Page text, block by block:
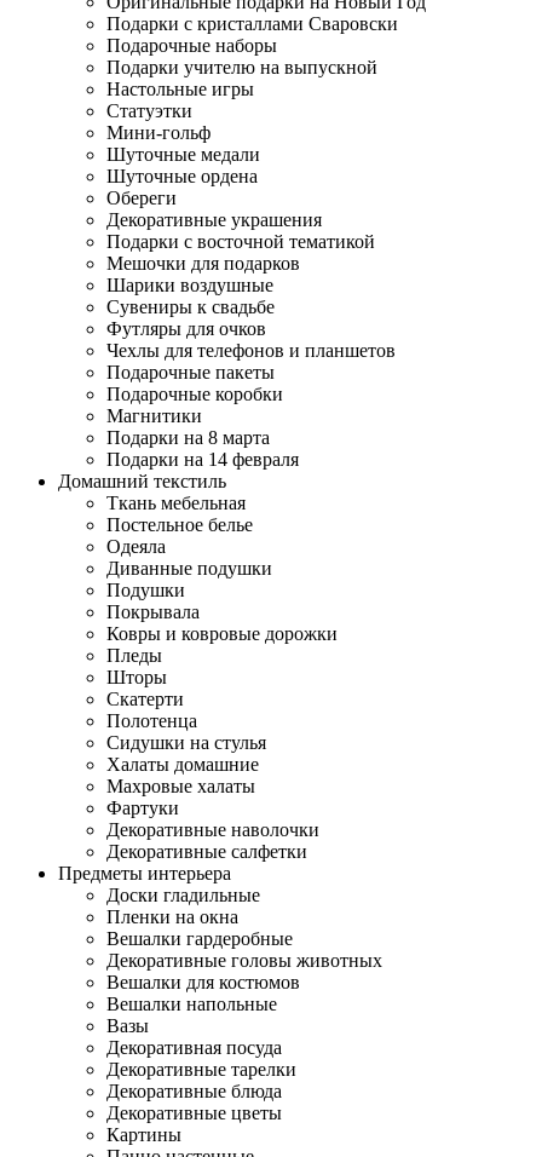
Подарки с кристаллами Сваровски
Подарочные наборы
Подарки учителю на выпускной
Настольные игры
Статуэтки
Мини-гольф
Шуточные медали
Шуточные ордена
Обереги
Декоративные украшения
Подарки с восточной тематикой
Мешочки для подарков
Шарики воздушные
Сувениры к свадьбе
Футляры для очков
Чехлы для телефонов и планшетов
Подарочные пакеты
Подарочные коробки
Магнитики
Подарки на 8 марта
Подарки на 14 февраля
Домашний текстиль
Ткань мебельная
Постельное белье
Одеяла
Диванные подушки
Подушки
Покрывала
Ковры и ковровые дорожки
Пледы
Шторы
Скатерти
Полотенца
Сидушки на стулья
Халаты домашние
Махровые халаты
Фартуки
Декоративные наволочки
Декоративные салфетки
Предметы интерьера
Доски гладильные
Пленки на окна
Вешалки гардеробные
Декоративные головы животных
Вешалки для костюмов
Вешалки напольные
Вазы
Декоративная посуда
Декоративные тарелки
Декоративные блюда
Декоративные цветы
Картины